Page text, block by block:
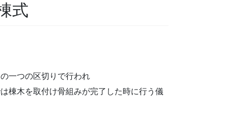
式
一つの区切りで行われ
付け骨組みが完了した時に行う儀